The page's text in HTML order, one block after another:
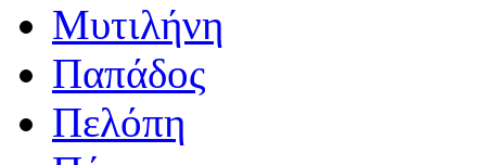
Μυτιλήνη
Παπάδος
Πελόπη